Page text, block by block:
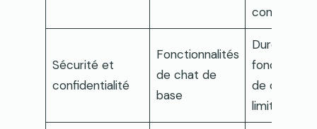
contenu
Sécurité et
confidentialité
Fonctionnalités
de chat de
base
Durée et
de
limitées